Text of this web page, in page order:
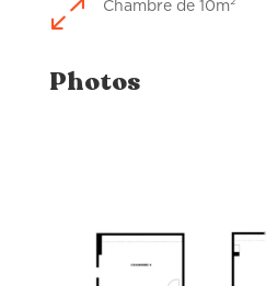
0 Chambre de 10m²
Photos